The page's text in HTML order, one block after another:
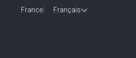
France Français